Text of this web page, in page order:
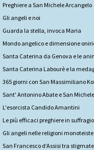
Preghiere a San Michele Arcangelo
Gli angeli e noi
Guarda la stella, invoca Maria
Mondo angelico e dimensione
Santa Caterina da Genova e le
Santa Caterina Labourè e la
365 giorni con San Massimiliano
Sant' Antonino Abate e San
L'esorcista Candido Amantini
Le più efficaci preghiere in
Gli angeli nelle religioni monoteiste
San Francesco d’Assisi tra